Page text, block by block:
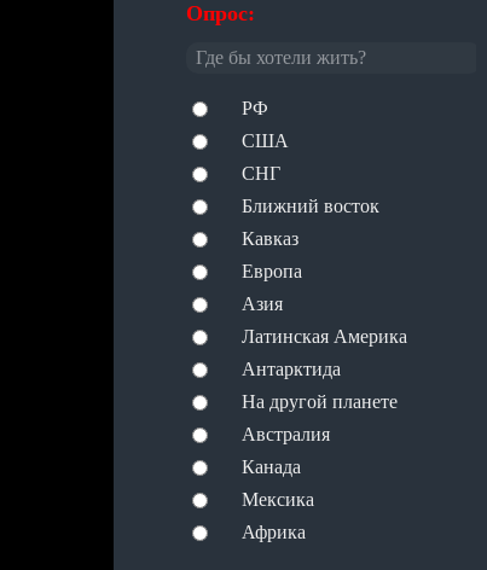
Опрос:
Где бы хотели жить?
РФ
США
СНГ
Ближний восток
Кавказ
Европа
Азия
Латинская Америка
Антарктида
На другой планете
Австралия
Канада
Мексика
Африка